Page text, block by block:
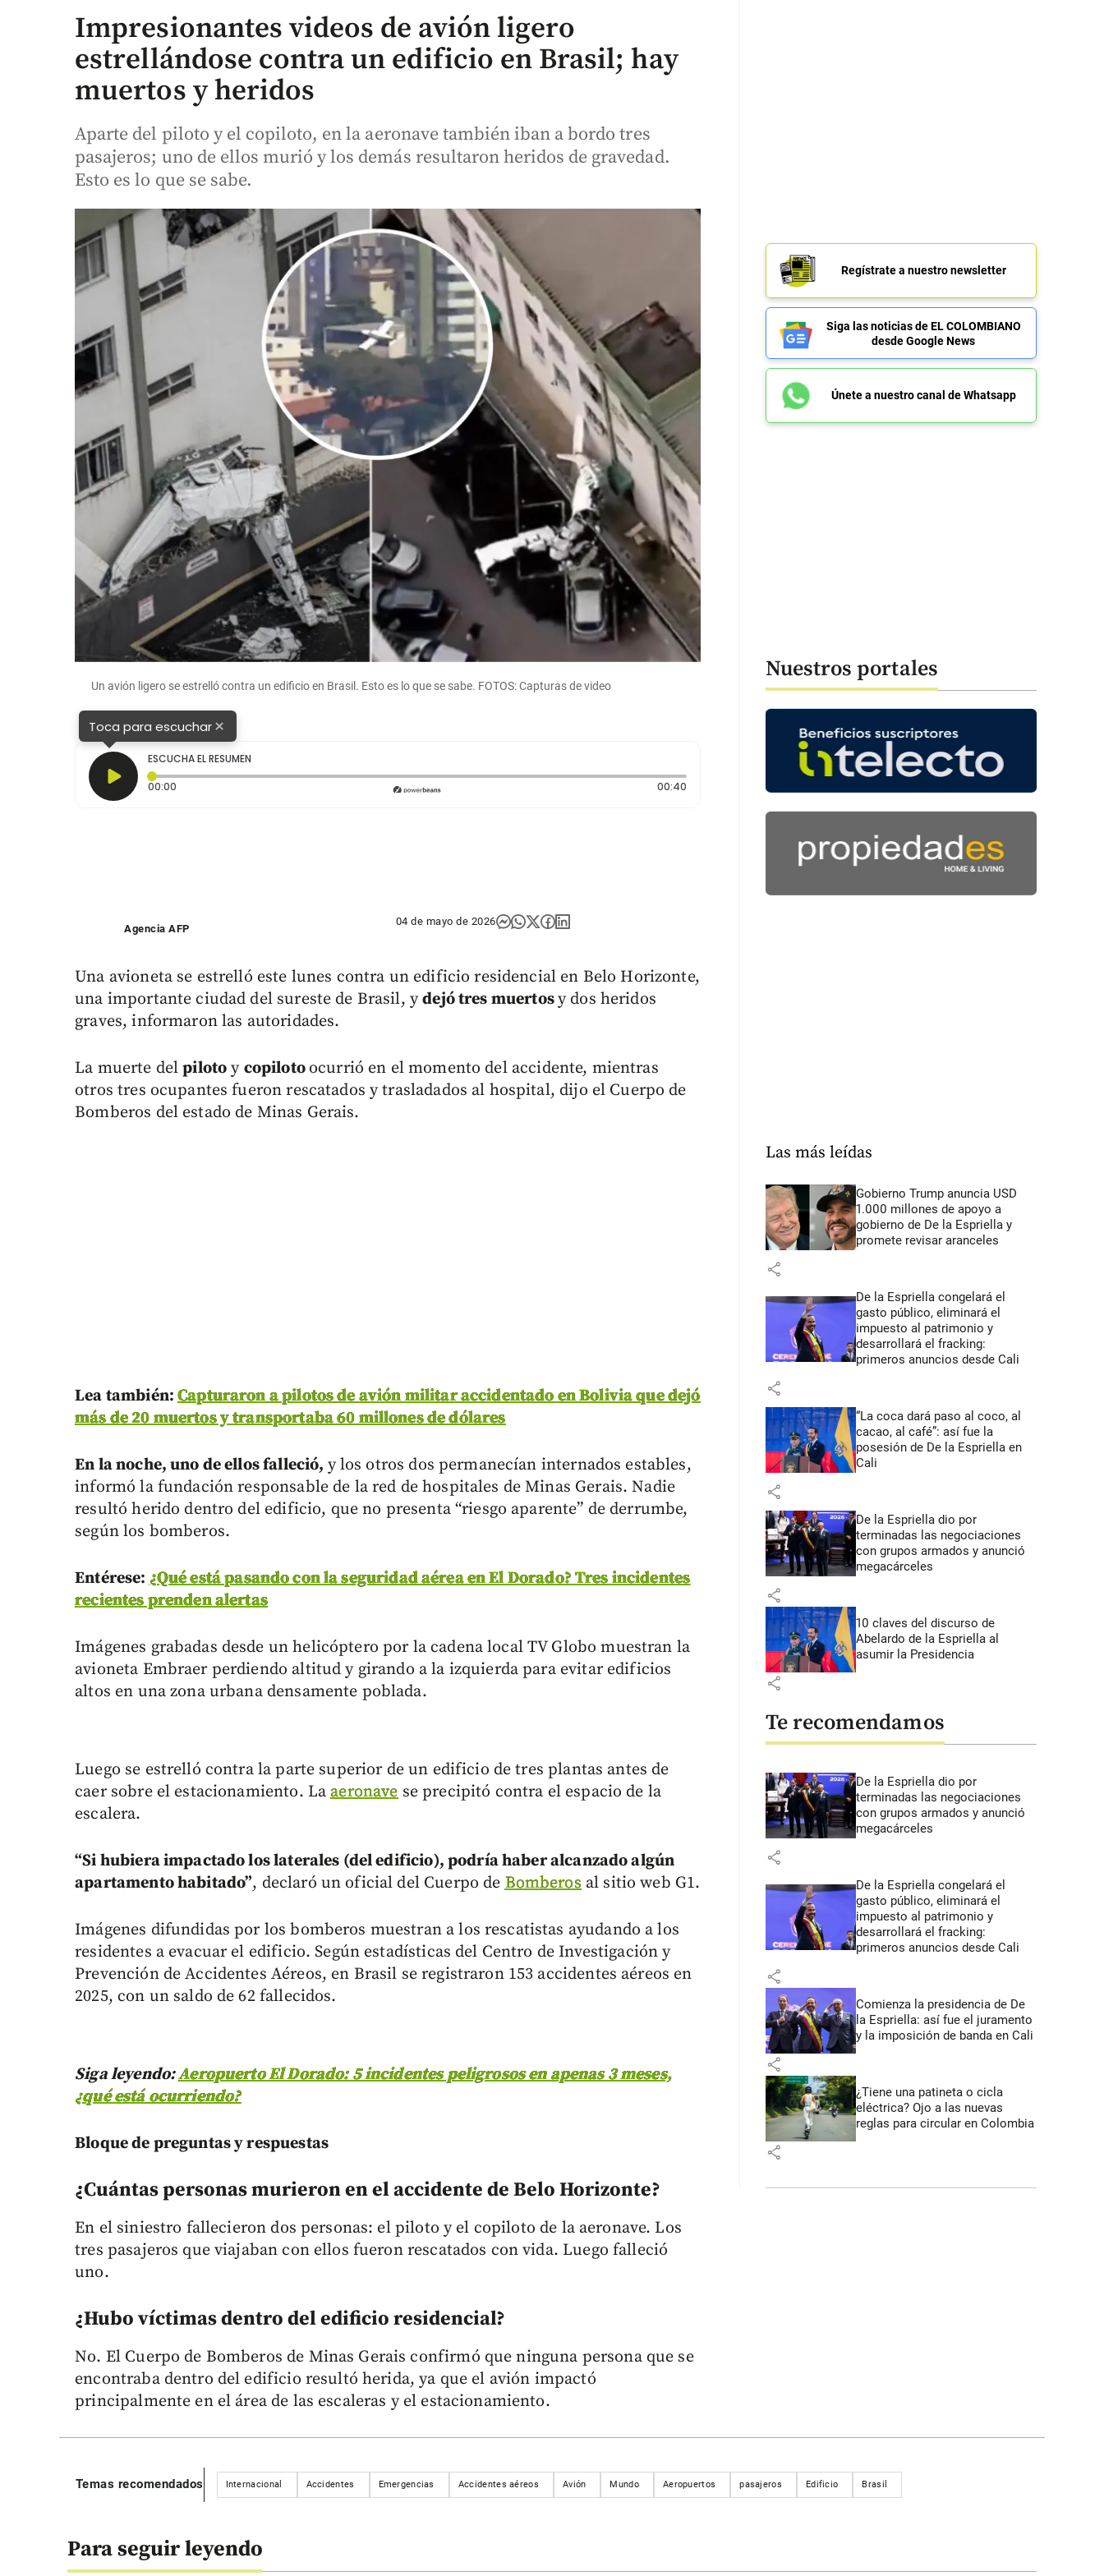
Impresionantes videos de avión ligero
estrellándose contra un edificio en Brasil; hay
muertos y heridos
Aparte del piloto y el copiloto, en la aeronave también iban a bordo tres
pasajeros; uno de ellos murió y los demás resultaron heridos de gravedad.
Esto es lo que se sabe.
Un avión ligero se estrelló contra un edificio en Brasil. Esto es lo que se sabe. FOTOS: Capturas de video
Toca para escuchar×
ESCUCHA EL RESUMEN
00:00
00:40Duración: 40 segundos
Agencia AFP
04 de mayo de 2026
Una avioneta se estrelló este lunes contra un edificio residencial en Belo Horizonte,
una importante ciudad del sureste de Brasil, ydejó tres muertosy dos heridos
graves, informaron las autoridades.
La muerte delpiloto y copiloto ocurrió en el momento del accidente, mientras
otros tres ocupantes fueron rescatados y trasladados al hospital, dijo el Cuerpo de
Bomberos del estado de Minas Gerais.
Lea también:Capturaron a pilotos de avión militar accidentado en Bolivia que dejó
más de 20 muertos y transportaba 60 millones de dólares
En la noche, uno de ellos falleció, y los otros dos permanecían internados estables,
informó la fundación responsable de la red de hospitales de Minas Gerais. Nadie
resultó herido dentro del edificio, que no presenta “riesgo aparente” de derrumbe,
según los bomberos.
Entérese:¿Qué está pasando con la seguridad aérea en El Dorado? Tres incidentes
recientes prenden alertas
Imágenes grabadas desde un helicóptero por la cadena local TV Globo muestran la
avioneta Embraer perdiendo altitud y girando a la izquierda para evitar edificios
altos en una zona urbana densamente poblada.
Luego se estrelló contra la parte superior de un edificio de tres plantas antes de
caer sobre el estacionamiento. Laaeronavese precipitó contra el espacio de la
escalera.
“Si hubiera impactado los laterales (del edificio), podría haber alcanzado algún
apartamento habitado”, declaró un oficial del Cuerpo deBomberosal sitio web G1.
Imágenes difundidas por los bomberos muestran a los rescatistas ayudando a los
residentes a evacuar el edificio. Según estadísticas del Centro de Investigación y
Prevención de Accidentes Aéreos, en Brasil se registraron 153 accidentes aéreos en
2025, con un saldo de 62 fallecidos.
Siga leyendo:Aeropuerto El Dorado: 5 incidentes peligrosos en apenas 3 meses,
¿qué está ocurriendo?
Bloque de preguntas y respuestas
¿Cuántas personas murieron en el accidente de Belo Horizonte?
En el siniestro fallecieron dos personas: el piloto y el copiloto de la aeronave. Los
tres pasajeros que viajaban con ellos fueron rescatados con vida. Luego falleció
uno.
¿Hubo víctimas dentro del edificio residencial?
No. El Cuerpo de Bomberos de Minas Gerais confirmó que ninguna persona que se
encontraba dentro del edificio resultó herida, ya que el avión impactó
principalmente en el área de las escaleras y el estacionamiento.
Regístrate a nuestro newsletter
Siga las noticias de EL COLOMBIANO
desde Google News
Únete a nuestro canal de Whatsapp
Nuestros portales
Las más leídas
Gobierno Trump anuncia USD
1.000 millones de apoyo a
gobierno de De la Espriella y
promete revisar aranceles
share
De la Espriella congelará el
gasto público, eliminará el
impuesto al patrimonio y
desarrollará el fracking:
primeros anuncios desde Cali
share
“La coca dará paso al coco, al
cacao, al café”: así fue la
posesión de De la Espriella en
Cali
share
De la Espriella dio por
terminadas las negociaciones
con grupos armados y anunció
megacárceles
share
10 claves del discurso de
Abelardo de la Espriella al
asumir la Presidencia
share
Te recomendamos
De la Espriella dio por
terminadas las negociaciones
con grupos armados y anunció
megacárceles
share
De la Espriella congelará el
gasto público, eliminará el
impuesto al patrimonio y
desarrollará el fracking:
primeros anuncios desde Cali
share
Comienza la presidencia de De
la Espriella: así fue el juramento
y la imposición de banda en Cali
share
¿Tiene una patineta o cicla
eléctrica? Ojo a las nuevas
reglas para circular en Colombia
share
Temas recomendados Internacional Accidentes Emergencias Accidentes aéreos Avión Mundo Aeropuertos pasajeros Edificio Brasil
Para seguir leyendo